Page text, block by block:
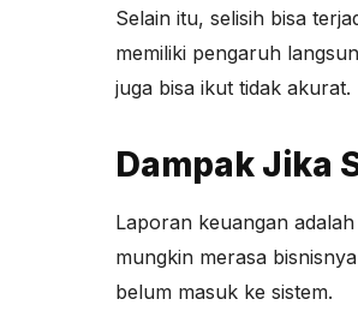
Selain itu, selisih bisa
memiliki pengaruh
juga bisa ikut tidak akurat.
Dampak Jika
Laporan keuangan
mungkin merasa
belum masuk ke sistem.